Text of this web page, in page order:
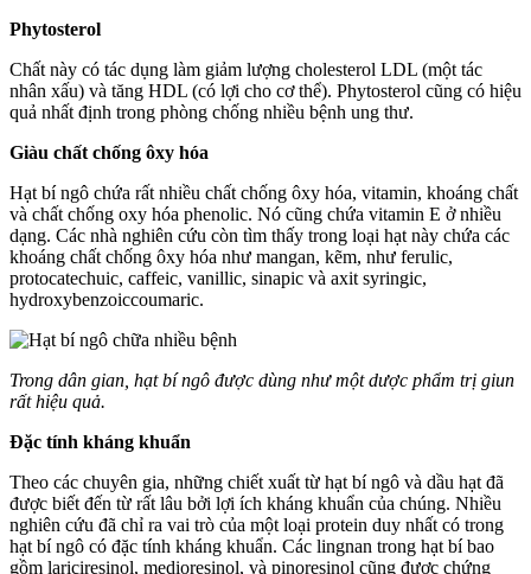
Phytosterol
Chất này có tác dụng làm giảm lượng cholesterol LDL (một tác
nhân xấu) và tăng HDL (có lợi cho cơ thể). Phytosterol cũng có hiệu
quả nhất định trong phòng chống nhiều bệnh ung thư.
Giàu chất chống ôxy hóa
Hạt bí ngô chứa rất nhiều chất chống ôxy hóa, vitamin, khoáng chất
và chất chống oxy hóa phenolic. Nó cũng chứa vitamin E ở nhiều
dạng. Các nhà nghiên cứu còn tìm thấy trong loại hạt này chứa các
khoáng chất chống ôxy hóa như mangan, kẽm, như ferulic,
protocatechuic, caffeic, vanillic, sinapic và axit syringic,
hydroxybenzoiccoumaric.
Trong dân gian, hạt bí ngô được dùng như một dược phẩm trị giun
rất hiệu quả.
Đặc tính kháng khuẩn
Theo các chuyên gia, những chiết xuất từ hạt bí ngô và dầu hạt đã
được biết đến từ rất lâu bởi lợi ích kháng khuẩn của chúng. Nhiều
nghiên cứu đã chỉ ra vai trò của một loại protein duy nhất có trong
hạt bí ngô có đặc tính kháng khuẩn. Các lingnan trong hạt bí bao
gồm lariciresinol, medioresinol, và pinoresinol cũng được chứng